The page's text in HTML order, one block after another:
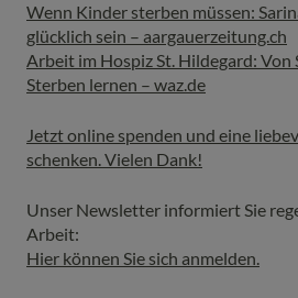
Wenn Kinder sterben müssen:
glücklich sein – aargauerzeitung.ch
Arbeit im Hospiz St. Hildegard: Von
Sterben lernen – waz.de
Jetzt online spenden und eine
schenken. Vielen Dank!
Unser Newsletter informiert Sie
Arbeit:
Hier können Sie sich anmelden.